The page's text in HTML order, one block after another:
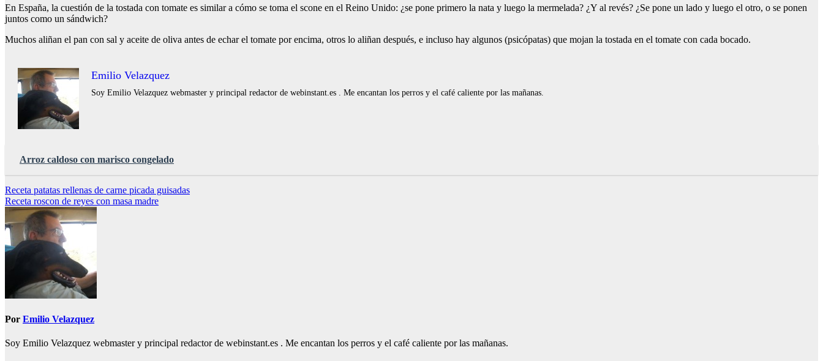
En España, la cuestión de la tostada con tomate es similar a cómo se toma el scone en el Reino Unido: ¿se pone primero la nata y luego la mermelada? ¿Y al revés? ¿Se pone un lado y luego el otro, o se ponen
juntos como un sándwich?
Muchos aliñan el pan con sal y aceite de oliva antes de echar el tomate por encima, otros lo aliñan después, e incluso hay algunos (psicópatas) que mojan la tostada en el tomate con cada bocado.
Emilio Velazquez
Soy Emilio Velazquez webmaster y principal redactor de webinstant.es . Me encantan los perros y el café caliente por las mañanas.
Arroz caldoso con marisco congelado
Navegación
de
entradas
Receta patatas rellenas de carne picada guisadas
Receta roscon de reyes con masa madre
Por Emilio Velazquez
Soy Emilio Velazquez webmaster y principal redactor de webinstant.es . Me encantan los perros y el café caliente por las mañanas.